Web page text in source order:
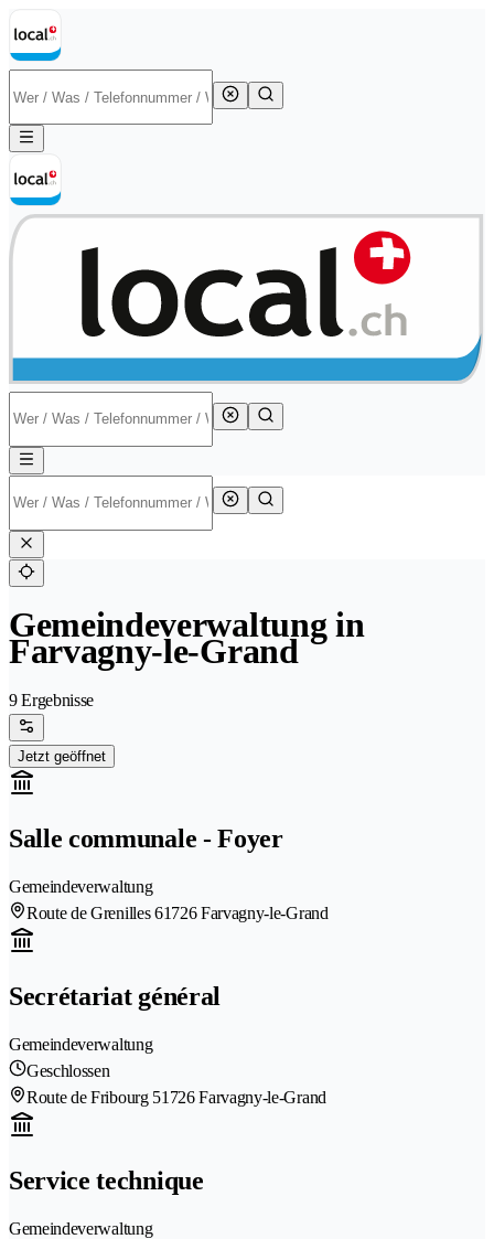
Gemeindeverwaltung in
Farvagny-le-Grand
9 Ergebnisse
Jetzt geöffnet
Salle communale - Foyer
Gemeindeverwaltung
Route de Grenilles 61726 Farvagny-le-Grand
Secrétariat général
Gemeindeverwaltung
Geschlossen
Route de Fribourg 51726 Farvagny-le-Grand
Service technique
Gemeindeverwaltung